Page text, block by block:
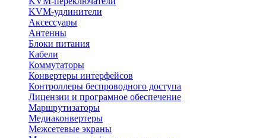
KVM-удлинители
Аксессуары
Антенны
Блоки питания
Кабели
Коммутаторы
Конвертеры интерфейсов
Контроллеры беспроводного доступа
Лицензии и програмное обеспечение
Маршрутизаторы
Медиаконвертеры
Межсетевые экраны